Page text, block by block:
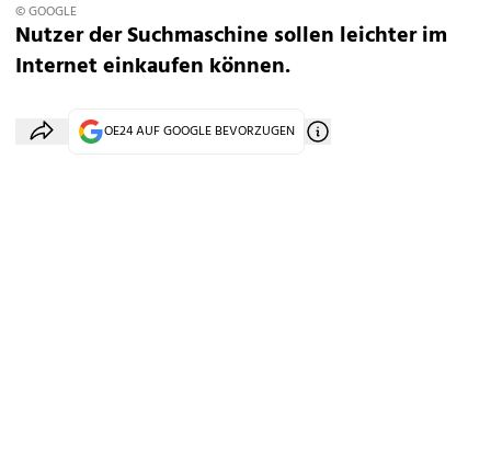
© GOOGLE
Nutzer der Suchmaschine sollen leichter im
Internet einkaufen können.
OE24 AUF GOOGLE BEVORZUGEN